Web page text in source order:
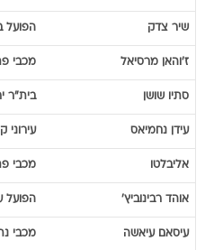
שיר צדק הפועל
ז'והאן מרסיאל מכבי
סתיו שושן בית"ר
עידן נחמיאס עירוני
אליבלטו מכבי
אוהד רבינוביץ' הפועל
עיסאם עיאשה מכבי